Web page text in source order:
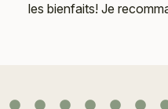
les bienfaits! Je